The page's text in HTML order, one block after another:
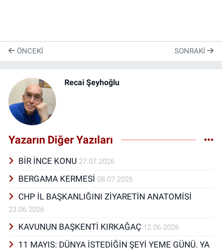
ÖNCEKI SONRAKI
Recai Şeyhoğlu
Yazarın Diğer Yazıları
BİR İNCE KONU 27.07.2026
BERGAMA KERMESİ 08.07.2026
CHP İL BAŞKANLIĞINI ZİYARETİN ANATOMİSİ
23.06.2026
KAVUNUN BAŞKENTİ KIRKAĞAÇ 12.06.2026
11 MAYIS: DÜNYA İSTEDİĞİN ŞEYİ YEME GÜNÜ. YA